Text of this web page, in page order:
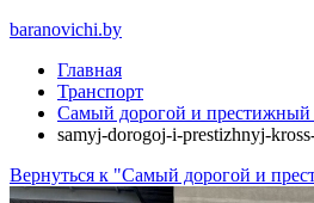
baranovichi.by
Главная
Транспорт
Самый дорогой и престижный
samyj-dorogoj-i-prestizhnyj-
Вернуться к "Самый дорогой и